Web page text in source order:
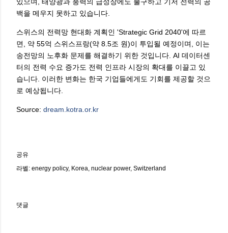
백을 메우지 못하고 있습니다.
스위스의 전력망 현대화 계획인 'Strategic Grid 2040'에 따르
면, 약 55억 스위스프랑(약 8.5조 원)이 투입될 예정이며, 이는
송전망의 노후화 문제를 해결하기 위한 것입니다. AI 데이터센
터의 전력 수요 증가도 전력 인프라 시장의 확대를 이끌고 있
습니다. 이러한 변화는 한국 기업들에게도 기회를 제공할 것으
로 예상됩니다.
Source: dream.kotra.or.kr
공유
라벨: energy policy Korea nuclear power Switzerland
댓글